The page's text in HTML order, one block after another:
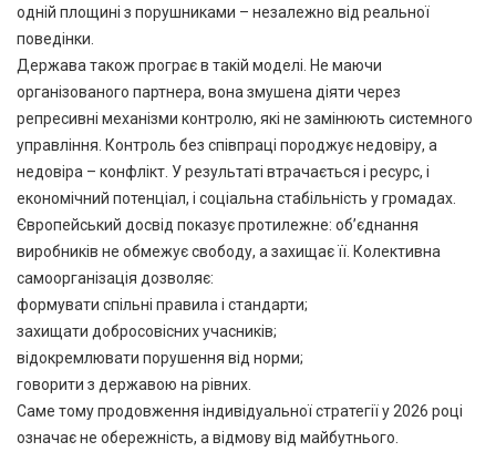
одній площині з порушниками – незалежно від реальної
поведінки.
Держава також програє в такій моделі. Не маючи
організованого партнера, вона змушена діяти через
репресивні механізми контролю, які не замінюють системного
управління. Контроль без співпраці породжує недовіру, а
недовіра – конфлікт. У результаті втрачається і ресурс, і
економічний потенціал, і соціальна стабільність у громадах.
Європейський досвід показує протилежне: об’єднання
виробників не обмежує свободу, а захищає її. Колективна
самоорганізація дозволяє:
формувати спільні правила і стандарти;
захищати добросовісних учасників;
відокремлювати порушення від норми;
говорити з державою на рівних.
Саме тому продовження індивідуальної стратегії у 2026 році
означає не обережність, а відмову від майбутнього.